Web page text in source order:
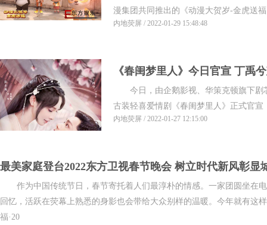
漫集团共同推出的《动漫大贺岁-金虎送
内地荧屏 / 2022-01-29 15:48:48
《春闺梦里人》今日官宣 丁禹
今日，由企鹅影视、华策克顿旗下剧
古装轻喜爱情剧《春闺梦里人》正式官宣
内地荧屏 / 2022-01-27 12:15:00
最美家庭登台2022东方卫视春节晚会 树立时代新风彰显
作为中国传统节日，春节寄托着人们最淳朴的情感。一家团圆坐在
回忆，活跃在荧幕上熟悉的身影也会带给大众别样的温暖。今年就有这
福·20